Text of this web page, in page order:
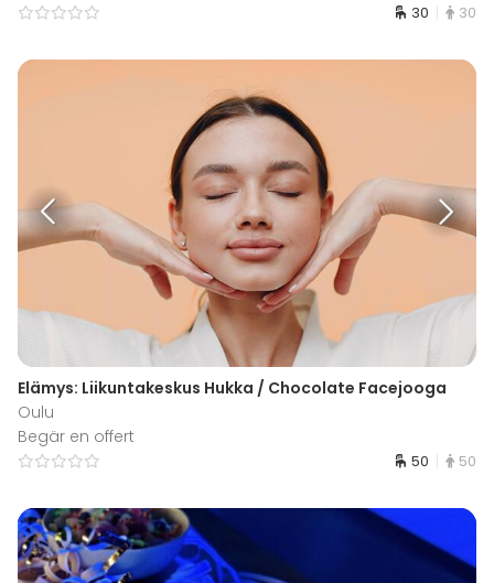
30 30
Elämys: Liikuntakeskus Hukka / Chocolate Facejooga
Oulu
Begär en offert
50 50